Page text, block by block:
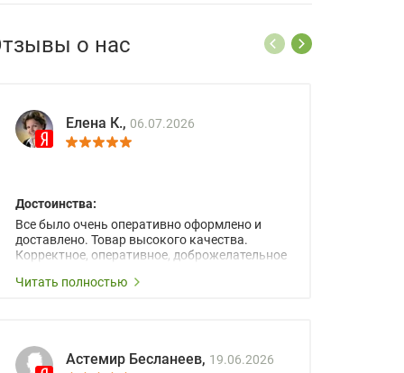
о нас
Елена К., 06.07.2026
Достоинства:
Все было очень оперативно оформлено и
доставлено. Товар высокого качества.
Корректное, оперативное, доброжелательное
Читать полностью
Астемир Бесланеев, 19.06.2026